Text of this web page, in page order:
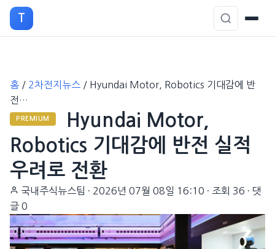
T
홈 / 2차전지뉴스 / Hyundai Motor, Robotics 기대감에 반
전…
PREMIUM
Hyundai Motor,
Robotics 기대감에 반전 실적
우려로 전환
국내주식뉴스팀 · 2026년 07월 08일 16:10 · 조회 36 · 댓
글 0